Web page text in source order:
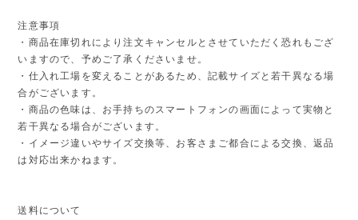
注意事項
・商品在庫切れにより注文キャンセルとさせていただく恐れもござ
いますので、予めご了承くださいませ。
・仕入れ工場を変えることがあるため、記載サイズと若干異なる場
合がございます。
・商品の色味は、お手持ちのスマートフォンの画面によって実物と
若干異なる場合がございます。
・イメージ違いやサイズ交換等、お客さまご都合による交換、返品
は対応出来かねます。
送料について